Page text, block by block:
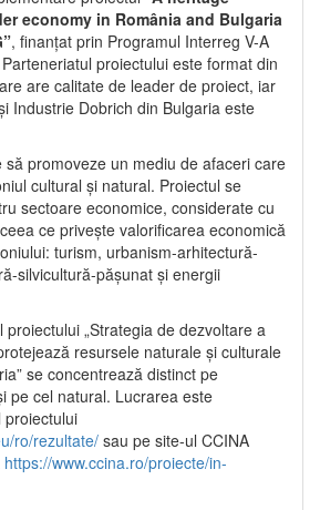
economy in România and Bulgaria
, finanțat prin Programul Interreg V-A
proiectului este format din
are calitate de leader de proiect, iar
Industrie Dobrich din Bulgaria este
să promoveze un mediu de afaceri care
cultural și natural. Proiectul se
sectoare economice, considerate cu
ce privește valorificarea economică
turism, urbanism-arhitectură-
silvicultură-pășunat și energii
proiectului „Strategia de dezvoltare a
resursele naturale și culturale
se concentrează distinct pe
pe cel natural. Lucrarea este
proiectului
ro/rezultate/ sau pe site-ul CCINA
https://www.ccina.ro/proiecte/in-